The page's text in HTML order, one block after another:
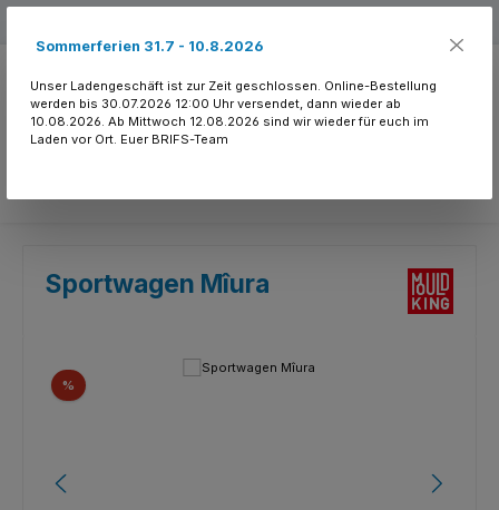
Sportwagen Mîura
Bildergalerie überspringen
% Rabatt
Sommerferien 31.7 - 10.8.2026
Unser Ladengeschäft ist zur Zeit geschlossen. Online-Bestellung
werden bis 30.07.2026 12:00 Uhr versendet, dann wieder ab
10.08.2026. Ab Mittwoch 12.08.2026 sind wir wieder für euch im
Laden vor Ort. Euer BRIFS-Team